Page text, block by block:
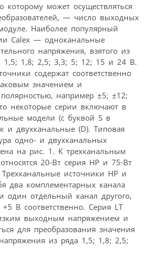
которому может осуществляться
— число выходных
Наиболее популярный
Calex — одноканальные
напряжения, взятого из
1,5; 1,8; 2,5; 3,3; 5; 12; 15 и 24 В.
содержат соответственно
значением и
например ±5; ±12;
некоторые серии включают в
модели (с буквой S в
и двух­канальные (D). Типовая
одно- и двухканальных
на рис. 1. К трехканальным
20-Вт серия HP и 75-Вт
Трехканальные источники HP и
два комплементарных канала
один отдельный канал другого,
В соответственно. Серия LT
выходным напряжением и
для преобразования значения
из ряда 1,5; 1,8; 2,5;